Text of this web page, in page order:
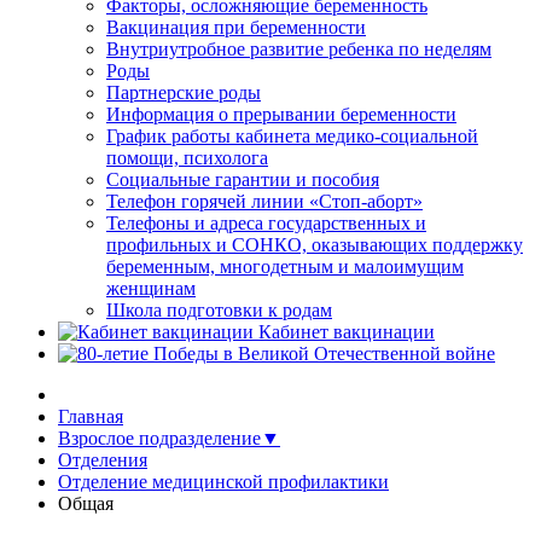
Факторы, осложняющие беременность
Вакцинация при беременности
Внутриутробное развитие ребенка по неделям
Роды
Партнерские роды
Информация о прерывании беременности
График работы кабинета медико-социальной
помощи, психолога
Социальные гарантии и пособия
Телефон горячей линии «Стоп-аборт»
Телефоны и адреса государственных и
профильных и СОНКО, оказывающих поддержку
беременным, многодетным и малоимущим
женщинам
Школа подготовки к родам
Кабинет вакцинации
Главная
Взрослое подразделение▼
Отделения
Отделение медицинской профилактики
Общая